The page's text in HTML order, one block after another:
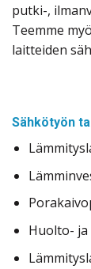
putki-,
Teemme
laitteiden
Sähkötyön
Huolto-